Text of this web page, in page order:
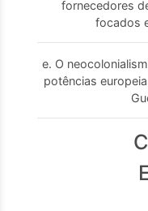
fornecedores
focados
e. O
potências